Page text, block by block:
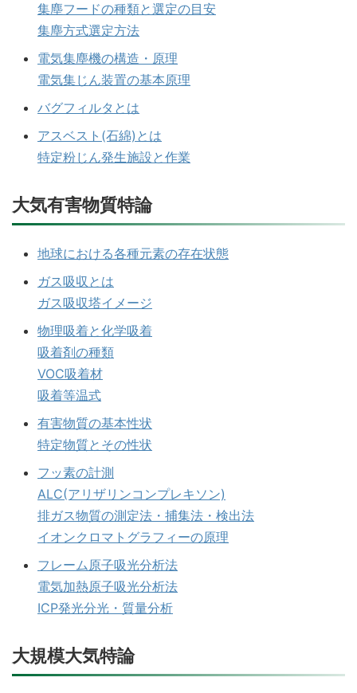
集塵フードの種類と選定の目安
集塵方式選定方法
電気集塵機の構造・原理
電気集じん装置の基本原理
バグフィルタとは
アスベスト(石綿)とは
特定粉じん発生施設と作業
大気有害物質特論
地球における各種元素の存在状態
ガス吸収とは
ガス吸収塔イメージ
物理吸着と化学吸着
吸着剤の種類
VOC吸着材
吸着等温式
有害物質の基本性状
特定物質とその性状
フッ素の計測
ALC(アリザリンコンプレキソン)
排ガス物質の測定法・捕集法・検出法
イオンクロマトグラフィーの原理
フレーム原子吸光分析法
電気加熱原子吸光分析法
ICP発光分光・質量分析
大規模大気特論